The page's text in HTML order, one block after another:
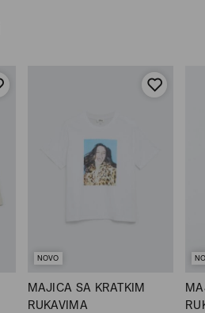
NOVO
MAJICA SA KRATKIM
RUKAVIMA